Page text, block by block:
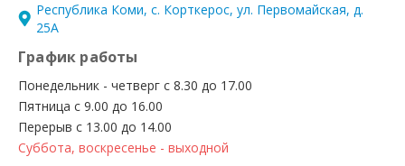
Республика Коми, с. Корткерос, ул. Первомайская, д.
25А
График работы
Понедельник - четверг с 8.30 до 17.00
Пятница с 9.00 до 16.00
Перерыв с 13.00 до 14.00
Суббота, воскресенье - выходной